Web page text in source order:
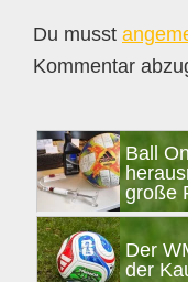
Du musst
Kommentar
Ball
große
Der
der